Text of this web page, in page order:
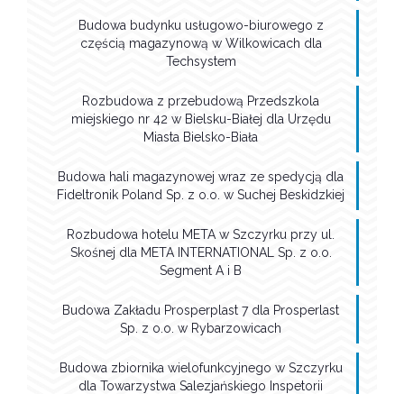
Budowa budynku usługowo-biurowego z
częścią magazynową w Wilkowicach dla
Techsystem
Rozbudowa z przebudową Przedszkola
miejskiego nr 42 w Bielsku-Białej dla Urzędu
Miasta Bielsko-Biała
Budowa hali magazynowej wraz ze spedycją dla
Fideltronik Poland Sp. z o.o. w Suchej Beskidzkiej
Rozbudowa hotelu META w Szczyrku przy ul.
Skośnej dla META INTERNATIONAL Sp. z o.o.
Segment A i B
Budowa Zakładu Prosperplast 7 dla Prosperlast
Sp. z o.o. w Rybarzowicach
Budowa zbiornika wielofunkcyjnego w Szczyrku
dla Towarzystwa Salezjańskiego Inspetorii